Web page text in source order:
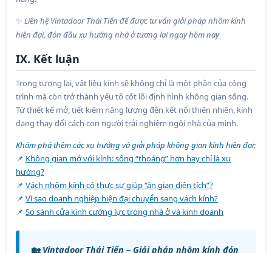
✨ Liên hệ Vintadoor Thái Tiến để được tư vấn giải pháp nhôm kính
hiện đại, đón đầu xu hướng nhà ở tương lai ngay hôm nay
IX. Kết luận
Trong tương lai, vật liệu kính sẽ không chỉ là một phần của công
trình mà còn trở thành yếu tố cốt lõi định hình không gian sống.
Từ thiết kế mở, tiết kiệm năng lượng đến kết nối thiên nhiên, kính
đang thay đổi cách con người trải nghiệm ngôi nhà của mình.
Khám phá thêm các xu hướng và giải pháp không gian kính hiện đại:
📌 Không gian mở với kính: sống “thoáng” hơn hay chỉ là xu
hướng?
📌 Vách nhôm kính có thực sự giúp “ăn gian diện tích”?
📌 Vì sao doanh nghiệp hiện đại chuyển sang vách kính?
📌 So sánh cửa kính cường lực trong nhà ở và kinh doanh
🏡 Vintadoor Thái Tiến – Giải pháp nhôm kính đón